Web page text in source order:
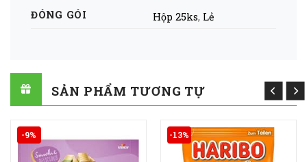
ĐÓNG GÓI Hộp 25ks, Lẻ
SẢN PHẨM TƯƠNG TỰ
-9% -13%